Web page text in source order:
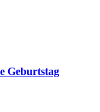
Geburtstag